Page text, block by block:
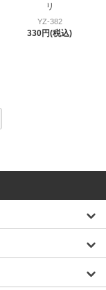
リ
YZ-382
330円(税込)